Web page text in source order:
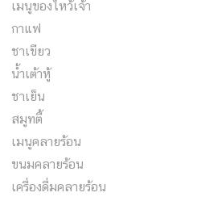
เมนูของไหว้เจ้า
กาแฟ
ชาเขียว
น้ำเต้าหู้
ชาเย็น
สมูทตี้
เมนูคลายร้อน
ขนมคลายร้อน
เครื่องดื่มคลายร้อน